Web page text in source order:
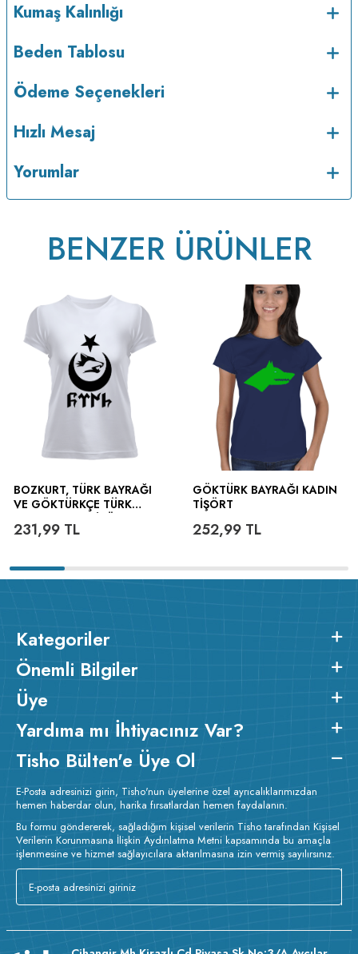
Kumaş Kalınlığı
Beden Tablosu
Ödeme Seçenekleri
Hızlı Mesaj
Yorumlar
BENZER ÜRÜNLER
BOZKURT, TÜRK BAYRAĞI
VE GÖKTÜRKÇE TÜRK
231,99 TL
GÖKTÜRK BAYRAĞI KADIN
TIŞÖRT
252,99TL
Kategoriler
Önemli Bilgiler
Üye
Yardıma mı İhtiyacınız Var?
Tisho Bülten'e Üye Ol
E-Posta adresinizi girin, Tisho'nun üyelerine özel ayrıcalıklarımızdan
hemen haberdar olun, harika fırsatlardan hemen faydalanın.
Bu formu göndererek, sağladığım kişisel verilerin Tisho tarafından Kişisel
Verilerin Korunmasına İlişkin Aydınlatma Metni kapsamında bu amaçla
işlenmesine ve hizmet sağlayıcılara aktarılmasına izin vermiş sayılırsınız.